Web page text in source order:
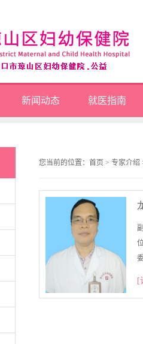
新闻动态 就医指南
您当前的位置： 首页 > 专家介绍
[